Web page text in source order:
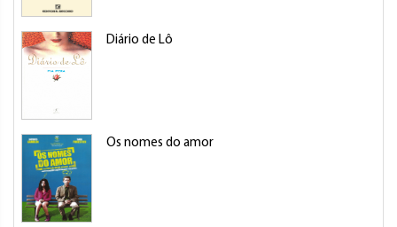
Diário de Lô
Os nomes do amor